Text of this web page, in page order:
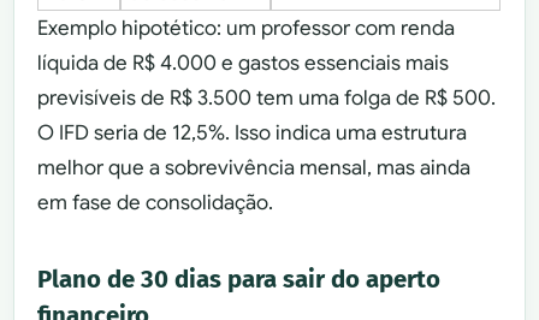
Exemplo hipotético: um professor com renda
líquida de R$ 4.000 e gastos essenciais mais
previsíveis de R$ 3.500 tem uma folga de R$ 500.
O IFD seria de 12,5%. Isso indica uma estrutura
melhor que a sobrevivência mensal, mas ainda
em fase de consolidação.
Plano de 30 dias para sair do aperto